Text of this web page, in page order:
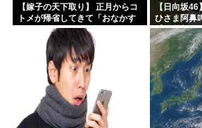
【嫁子の天下取り】 正月からコ
トメが帰省してきて「おなかす
いたぁ～」と子供に返ってる。
旦那もウトメも何もしない。私
にしろって事だよね。でも...
【日向坂
ひさま阿鼻
【金村美玖